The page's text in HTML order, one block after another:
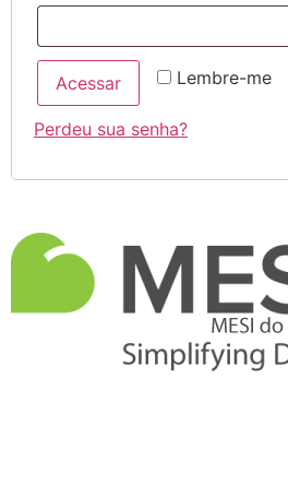
Lembre-me
Acessar
Perdeu sua senha?